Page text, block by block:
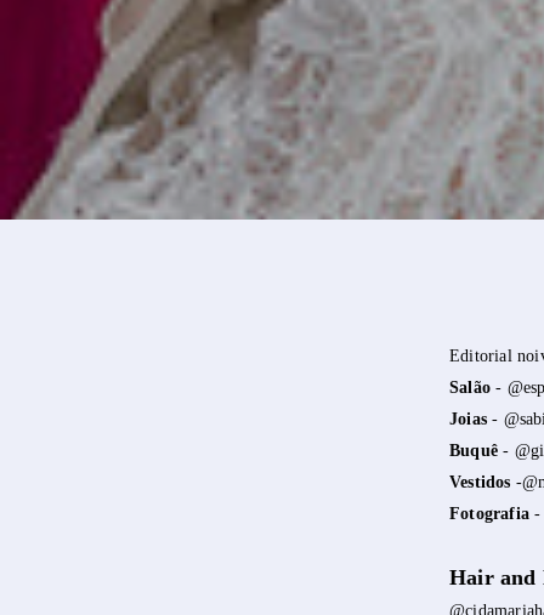
Editorial
Salão-
Joias-
Buquê-
Vestidos -
Fotografia-
Hair and